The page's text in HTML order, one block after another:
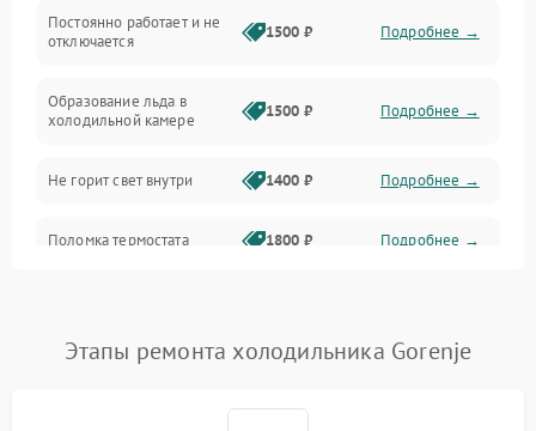
Постоянно работает и не
отключается
1500 ₽ Подробнее →
Образование льда в
холодильной камере
1500 ₽ Подробнее →
Не горит свет внутри 1400 ₽ Подробнее →
Поломка термостата 1800 ₽ Подробнее →
Поломка системы No Frost 2600 ₽ Подробнее →
Этапы ремонта холодильника Gorenje